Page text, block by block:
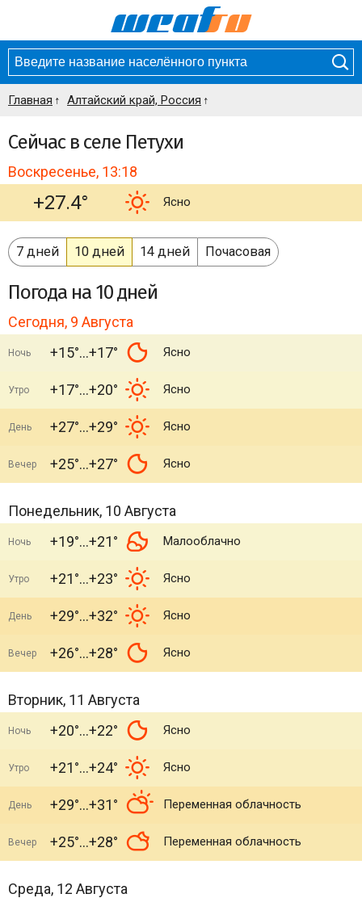
Главная Алтайский край, Россия
Сейчас в селе Петухи
Воскресенье, 13:18
+27.4° Ясно
7 дней 10 дней 14 дней Почасовая
Погода на 10 дней
Сегодня, 9 Августа
Ночь +15° +17° Ясно
Утро +17° +20° Ясно
День +27° +29° Ясно
Вечер +25° +27° Ясно
Понедельник, 10 Августа
Ночь +19° +21° Малооблачно
Утро +21° +23° Ясно
День +29° +32° Ясно
Вечер +26° +28° Ясно
Вторник, 11 Августа
Ночь +20° +22° Ясно
Утро +21° +24° Ясно
День +29° +31° Переменная облачность
Вечер +25° +28° Переменная облачность
Среда, 12 Августа